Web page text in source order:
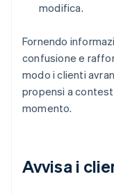
modifica.
Fornendo
confusione e
modo i clienti
propensi a
momento.
Avvisa i